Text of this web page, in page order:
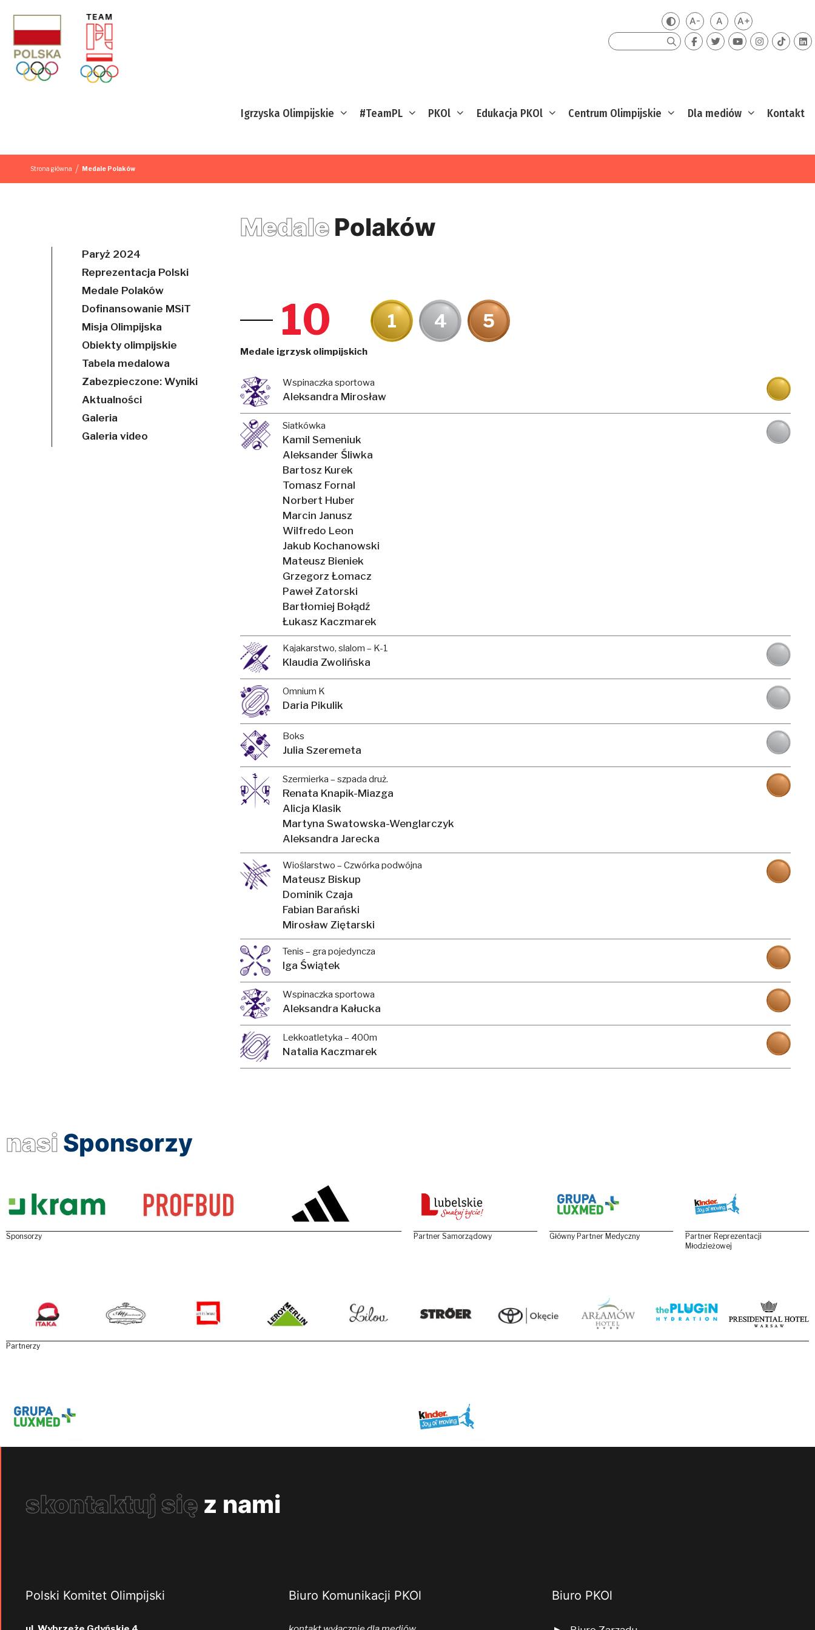
Zmień kontrast
A-Mniejsza czcionka
ADomyślna czcionka
A+Większa
Szukaj
Igrzyska Olimpijskie #TeamPL PKOl Edukacja PKOl Centrum Olimpijskie Dla mediów Kontakt
Strona główna / Medale Polaków
Medale Polaków
10
Medale igrzysk olimpijskich
1 4 5
Wspinaczka sportowa
Aleksandra Mirosław
Siatkówka
Kamil Semeniuk
Aleksander Śliwka
Bartosz Kurek
Tomasz Fornal
Norbert Huber
Marcin Janusz
Wilfredo Leon
Jakub Kochanowski
Mateusz Bieniek
Grzegorz Łomacz
Paweł Zatorski
Bartłomiej Bołądź
Łukasz Kaczmarek
Kajakarstwo, slalom – K-1
Klaudia Zwolińska
Omnium K
Daria Pikulik
Boks
Julia Szeremeta
Szermierka – szpada druż.
Renata Knapik-Miazga
Alicja Klasik
Martyna Swatowska-Wenglarczyk
Aleksandra Jarecka
Wioślarstwo – Czwórka podwójna
Mateusz Biskup
Dominik Czaja
Fabian Barański
Mirosław Ziętarski
Tenis – gra pojedyncza
Iga Świątek
Wspinaczka sportowa
Aleksandra Kałucka
Lekkoatletyka – 400m
Natalia Kaczmarek
Paryż 2024
Reprezentacja Polski
Medale Polaków
Dofinansowanie MSiT
Misja Olimpijska
Obiekty olimpijskie
Tabela medalowa
Zabezpieczone: Wyniki
Aktualności
Galeria
Galeria video
nasi Sponsorzy
Sponsorzy Partner Samorządowy Główny Partner Medyczny
Partner Reprezentacji
Młodzieżowej
Partnerzy
skontaktuj się z nami
Polski Komitet Olimpijski Biuro Komunikacji PKOl Biuro PKOl